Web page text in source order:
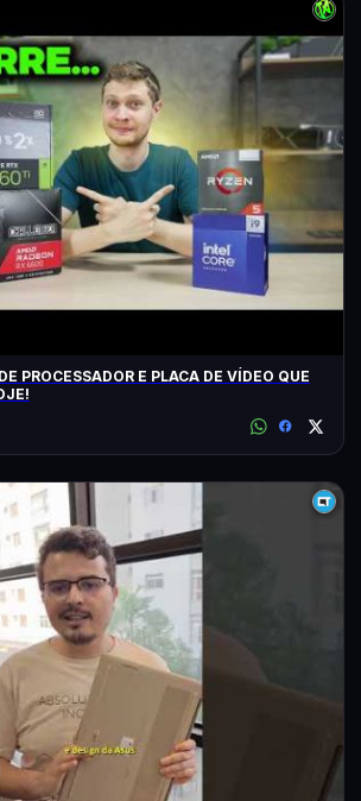
PROCESSADOR E PLACA DE VÍDEO QUE